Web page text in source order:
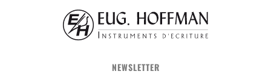
NEWSLETTER